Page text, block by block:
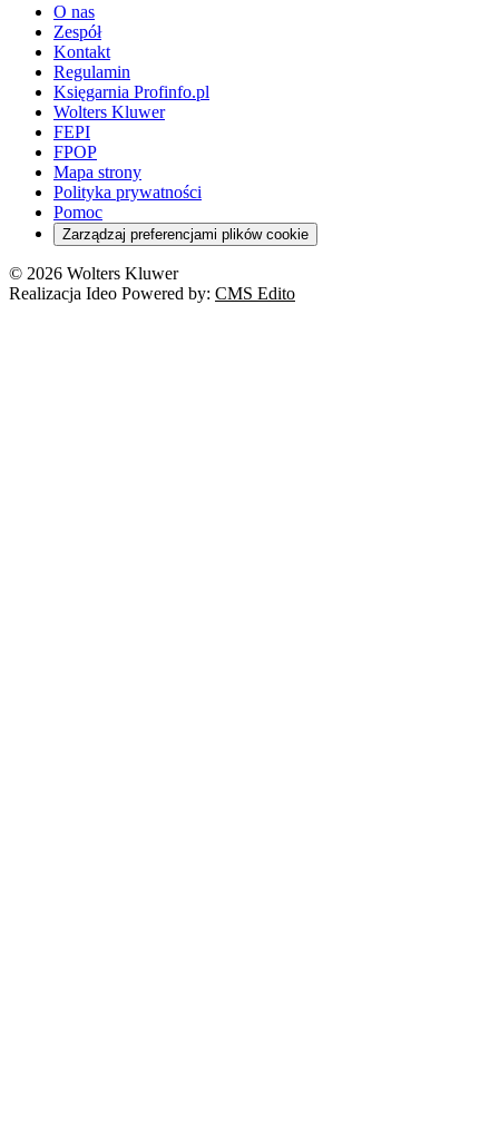
O nas
Zespół
Kontakt
Regulamin
Księgarnia Profinfo.pl
Wolters Kluwer
FEPI
FPOP
Mapa strony
Polityka prywatności
Pomoc
Zarządzaj preferencjami plików cookie
© 2026 Wolters Kluwer
Realizacja Ideo Powered by: CMS Edito